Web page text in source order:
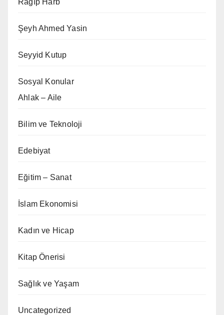
Ragıp Harb
Şeyh Ahmed Yasin
Seyyid Kutup
Sosyal Konular
Ahlak – Aile
Bilim ve Teknoloji
Edebiyat
Eğitim – Sanat
İslam Ekonomisi
Kadın ve Hicap
Kitap Önerisi
Sağlık ve Yaşam
Uncategorized